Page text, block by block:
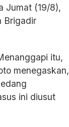
Jumat (19/8),
Brigadir
itu,
menegaskan,
ini diusut